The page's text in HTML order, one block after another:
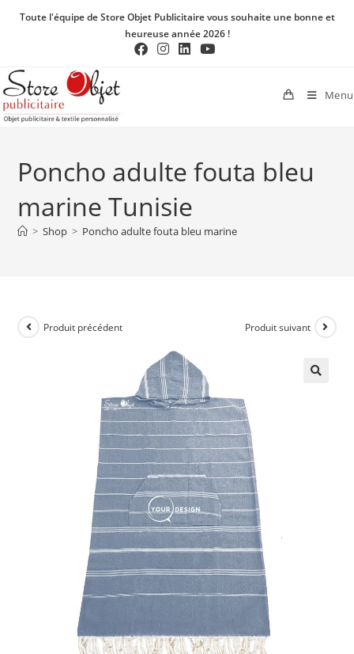
Toute l'équipe de Store Objet Publicitaire vous souhaite une bonne et
heureuse année 2026 !
Menu
Poncho adulte fouta bleu
marine Tunisie
> Shop > Poncho adulte fouta bleu marine
Produit précédent Produit suivant